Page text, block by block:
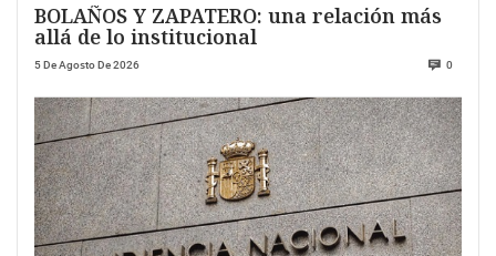
BOLAÑOS Y ZAPATERO: una relación más
allá de lo institucional
5 De Agosto De 2026 0